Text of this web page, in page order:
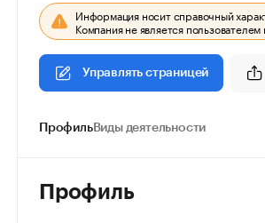
Информация носит справочный
Компания не является
Управлять страницей
ПрофильВиды деятельности
Профиль